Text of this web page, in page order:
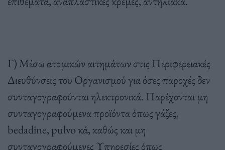
Γ) Μέσω ατομικών αιτημάτων στις Περιφερειακές
Διευθύνσεις του Οργανισμού για όσες παροχές δεν
συνταγογραφούνται ηλεκτρονικά. Παρέχονται μη
συνταγογραφούμενα προϊόντα όπως γάζες,
bedadine, pulvo κά, καθώς και μη
συνταγογραφούμενες Υπηρεσίες όπως